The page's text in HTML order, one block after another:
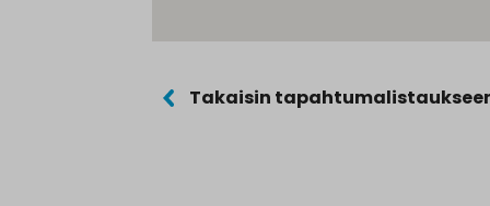
Takaisin